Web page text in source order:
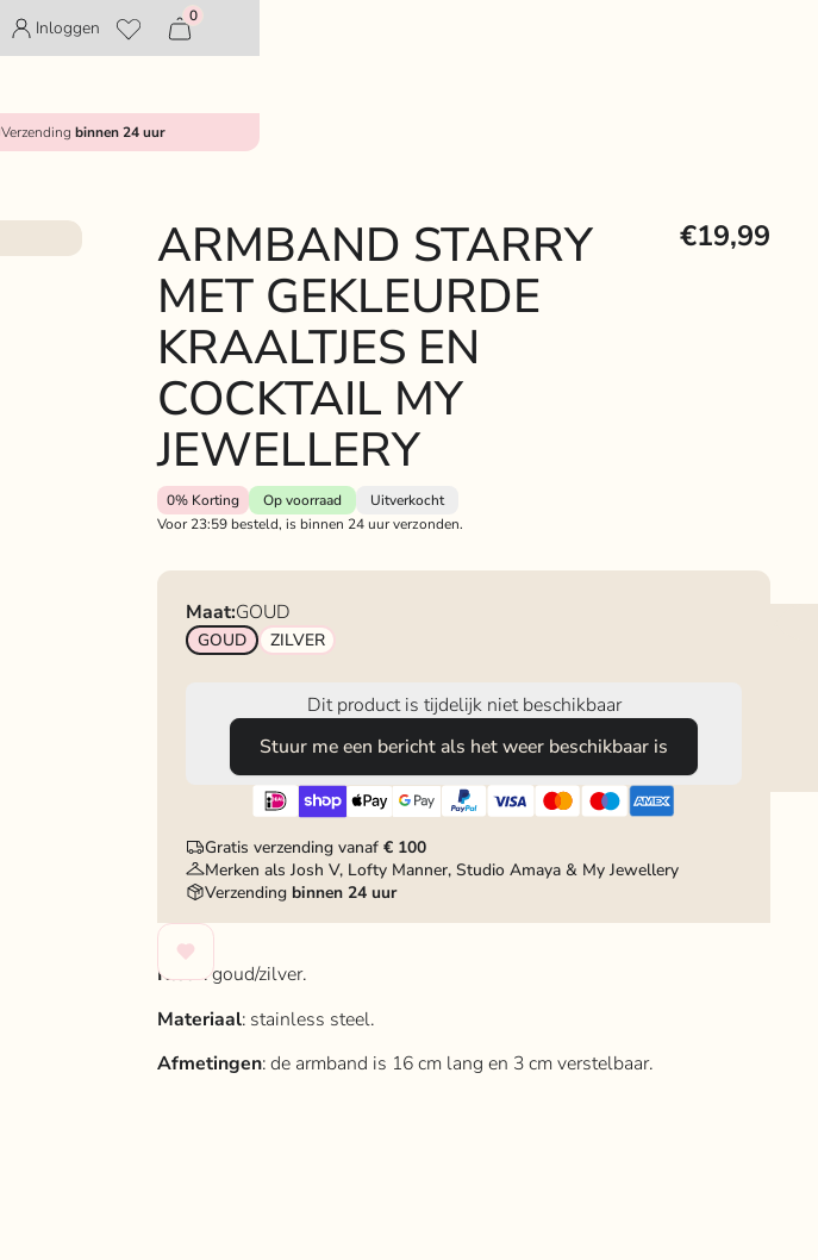
Inloggen
0
Verzending binnen 24 uur
ARMBAND STARRY
MET GEKLEURDE
KRAALTJES EN
COCKTAIL MY
JEWELLERY
€19,99
0% Korting Op voorraad
Uitverkocht
Voor 23:59 besteld, is binnen 24 uur verzonden.
Maat:GOUD
GOUD ZILVER
Dit product is tijdelijk niet beschikbaar
Stuur me een bericht als het weer beschikbaar is
Gratis verzending vanaf € 100
Merken als Josh V, Lofty Manner, Studio Amaya & My Jewellery
Verzending binnen 24 uur
Kleur: goud/zilver.
Materiaal: stainless steel.
Afmetingen: de armband is 16 cm lang en 3 cm verstelbaar.